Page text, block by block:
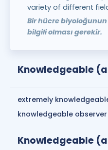
variety of different
Bir hücre
bilgili olması gerekir.
Knowledgeable
extremely
knowledgeable observer
Knowledgeable